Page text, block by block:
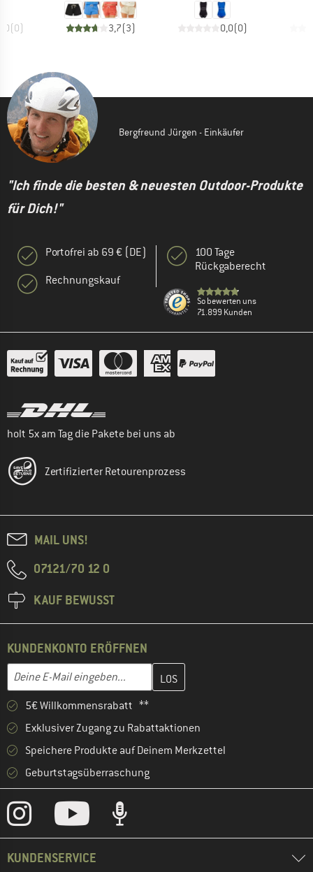
(0) 3,7(3) 0,0(0)
Bergfreund Jürgen - Einkäufer
"Ich finde die besten & neuesten Outdoor-Produkte
für Dich!"
Portofrei ab 69 € (DE)
Rechnungskauf
100 Tage
Rückgaberecht
So bewerten uns
71.899 Kunden
holt 5x am Tag die Pakete bei uns ab
Zertifizierter Retourenprozess
MAIL UNS!
07121/70 12 0
KAUF BEWUSST
KUNDENKONTO ERÖFFNEN
E-Mail-Adresse
Gib hier deine E-Mail-Adresse ein und erstelle im nächsten
5€ Willkommensrabatt **
Exklusiver Zugang zu Rabattaktionen
Speichere Produkte auf Deinem Merkzettel
Geburtstagsüberraschung
KUNDENSERVICE